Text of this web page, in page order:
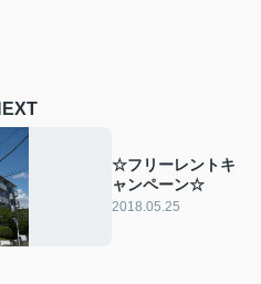
☆フリーレントキ
ャンペーン☆
2018.05.25